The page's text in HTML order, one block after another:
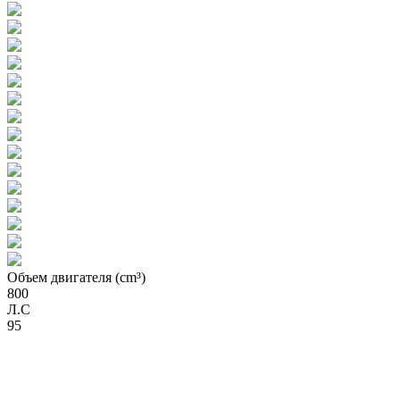
Объем двигателя (cm³)
800
Л.С
95